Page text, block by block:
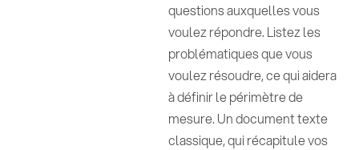
questions auxquelles vous
voulez répondre. Listez les
problématiques que vous
voulez résoudre, ce qui aidera
à définir le périmètre de
mesure. Un document texte
classique, qui récapitule vos